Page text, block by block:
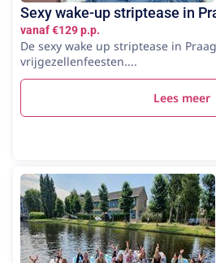
Sexy wake-up striptease in
vanaf €129 p.p.
De sexy wake up striptease in
vrijgezellenfeesten....
Lees meer